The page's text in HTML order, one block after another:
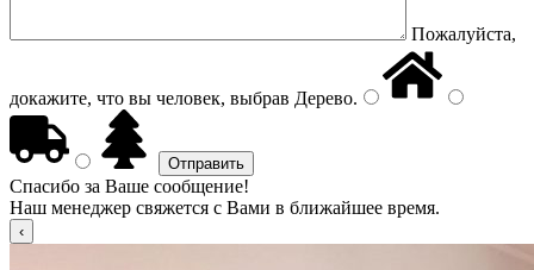
Пожалуйста,
докажите, что вы человек, выбрав Дерево.
Спасибо за Ваше сообщение!
Наш менеджер свяжется с Вами в ближайшее время.